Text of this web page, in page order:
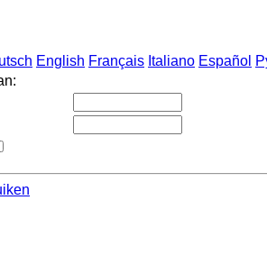
English Français Italiano Español